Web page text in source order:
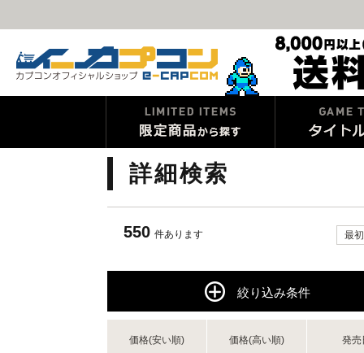
詳細検索
550 件あります 最初
絞り込み条件
価格(安い順) 価格(高い順) 発売